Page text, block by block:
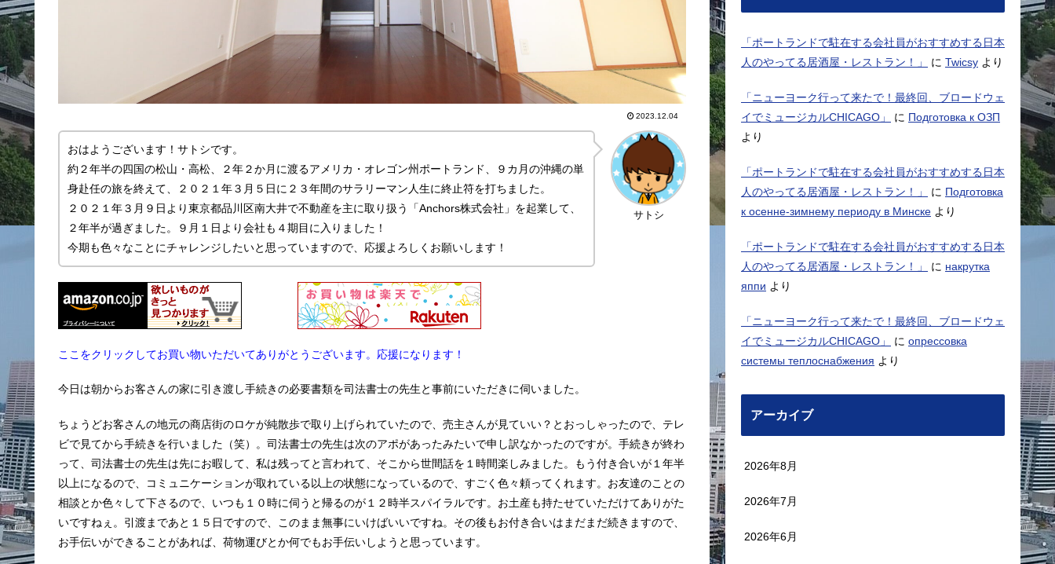
2023.12.04
サトシ
おはようございます！サトシです。
約２年半の四国の松山・高松、２年２か月に渡るアメリカ・オレゴン州ポートランド、９カ月の沖縄の単
身赴任の旅を終えて、２０２１年３月５日に２３年間のサラリーマン人生に終止符を打ちました。
２０２１年３月９日より東京都品川区南大井で不動産を主に取り扱う「Anchors株式会社」を起業して、
２年半が過ぎました。９月１日より会社も４期目に入りました！
今期も色々なことにチャレンジしたいと思っていますので、応援よろしくお願いします！
ここをクリックしてお買い物いただいてありがとうございます。応援になります！
今日は朝からお客さんの家に引き渡し手続きの必要書類を司法書士の先生と事前にいただきに伺いました。
ちょうどお客さんの地元の商店街のロケが純散歩で取り上げられていたので、売主さんが見ていい？とおっしゃったので、テレ
ビで見てから手続きを行いました（笑）。司法書士の先生は次のアポがあったみたいで申し訳なかったのですが。手続きが終わ
って、司法書士の先生は先にお暇して、私は残ってと言われて、そこから世間話を１時間楽しみました。もう付き合いが１年半
以上になるので、コミュニケーションが取れている以上の状態になっているので、すごく色々頼ってくれます。お友達のことの
相談とか色々して下さるので、いつも１０時に伺うと帰るのが１２時半スパイラルです。お土産も持たせていただけてありがた
いですねぇ。引渡まであと１５日ですので、このまま無事にいけばいいですね。その後もお付き合いはまだまだ続きますので、
お手伝いができることがあれば、荷物運びとか何でもお手伝いしようと思っています。
「ポートランドで駐在する会社員がおすすめする日本
人のやってる居酒屋・レストラン！」
に Twicsy より
「ニューヨーク行って来たで！最終回、ブロードウェ
イでミュージカルCHICAGO」
に Подготовка к ОЗП
より
「ポートランドで駐在する会社員がおすすめする日本
人のやってる居酒屋・レストラン！」
に Подготовка
к осенне-зимнему периоду в Минске より
「ポートランドで駐在する会社員がおすすめする日本
人のやってる居酒屋・レストラン！」
に накрутка
яппи より
「ニューヨーク行って来たで！最終回、ブロードウェ
イでミュージカルCHICAGO」
に опрессовка
системы теплоснабжения より
アーカイブ
2026年8月
2026年7月
2026年6月